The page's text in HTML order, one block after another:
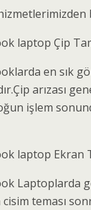
laptop Çip
en sık
arızası
işlem
laptop Ekran
Laptoplarda
teması